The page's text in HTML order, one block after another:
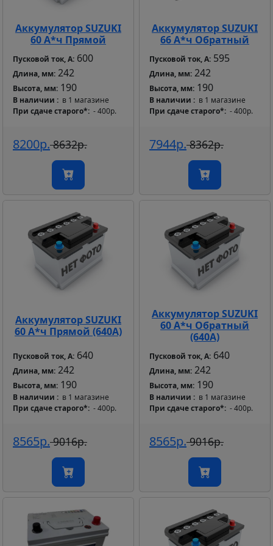
Аккумулятор SUZUKI
60 А*ч Прямой
Пусковой ток, А: 600
Длина, мм: 242
Высота, мм: 190
В наличии
в 1 магазине
При сдаче старого* - 400р.
8200р.8632р.
Аккумулятор SUZUKI
66 А*ч Обратный
Пусковой ток, А: 595
Длина, мм: 242
Высота, мм: 190
В наличии
в 1 магазине
При сдаче старого* - 400р.
7944р.8362р.
Аккумулятор SUZUKI
60 А*ч Прямой (640А)
Пусковой ток, А: 640
Длина, мм: 242
Высота, мм: 190
В наличии
в 1 магазине
При сдаче старого* - 400р.
8565р.9016р.
Аккумулятор SUZUKI
60 А*ч Обратный
(640А)
Пусковой ток, А: 640
Длина, мм: 242
Высота, мм: 190
В наличии
в 1 магазине
При сдаче старого* - 400р.
8565р.9016р.